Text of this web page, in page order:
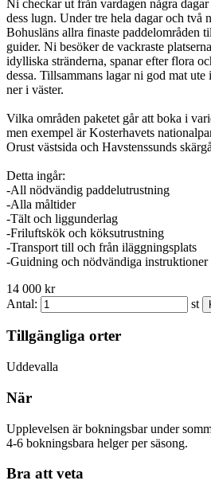
Ni checkar ut från vardagen några
dess lugn. Under tre hela dagar och två
Bohusläns allra finaste paddelområden
guider. Ni besöker de vackraste
idylliska stränderna, spanar efter flora
dessa. Tillsammans lagar ni god mat ute
ner i väster.
Vilka områden paketet går att boka i
men exempel är Kosterhavets
Orust västsida och Havstenssunds
Detta ingår:
-All nödvändig paddelutrustning
-Alla måltider
-Tält och liggunderlag
-Friluftskök och köksutrustning
-Transport till och från iläggningsplats
-Guidning och nödvändiga instruktioner
14 000 kr
Antal:
st
Tillgängliga orter
Uddevalla
När
Upplevelsen är bokningsbar under
4-6 bokningsbara helger per säsong.
Bra att veta